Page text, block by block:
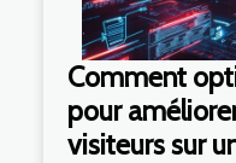
Comment
pour
visiteurs sur